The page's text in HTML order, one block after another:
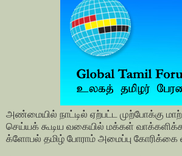
அண்மையில் நாட்டில் ஏற்பட்ட முற்போக்கு
செய்யக் கூடிய வகையில் மக்கள்
க்ளோபல் தமிழ் போராம் அமைப்பு கோரிக்கை